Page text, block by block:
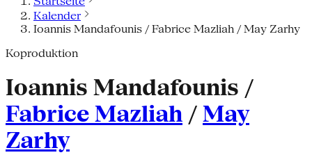
Kalender
Ioannis Mandafounis / Fabrice Mazliah / May Zarhy
Koproduktion
Ioannis Mandafounis /
Fabrice Mazliah / May
Zarhy